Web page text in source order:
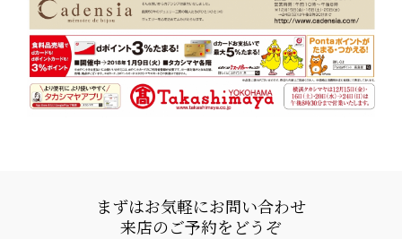
まずはお気軽にお問い合わせ
来店のご予約をどうぞ